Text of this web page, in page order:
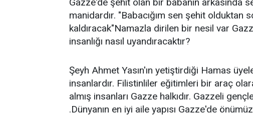
manidardır. "Babacığım sen şehit olduktan
kaldıracak"Namazla dirilen bir nesil var
insanlığı nasıl uyandıracaktır?
Şeyh Ahmet Yasın'ın yetiştirdiği Hamas
insanlardır. Filistinliler eğitimleri bir araç
almış insanları Gazze halkıdır. Gazzeli
.Dünyanın en iyi aile yapısı Gazze'de